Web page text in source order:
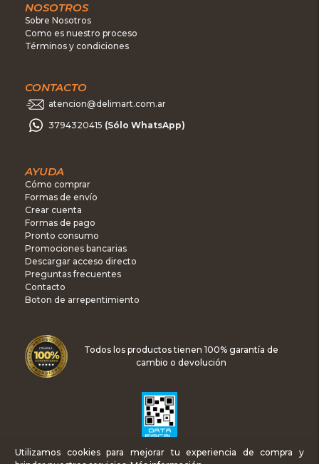
NOSOTROS
Sobre Nosotros
Como es nuestro proceso
Términos y condiciones
CONTACTO
atencion@delimart.com.ar
3794320415 (Sólo WhatsApp)
AYUDA
Cómo comprar
Formas de envío
Crear cuenta
Formas de pago
Pronto consumo
Promociones bancarias
Descargar acceso directo
Preguntas frecuentes
Contacto
Boton de arrepentimiento
Todos los productos tienen 100% garantía de
cambio o devolución
Utilizamos cookies para mejorar tu experiencia de compra y